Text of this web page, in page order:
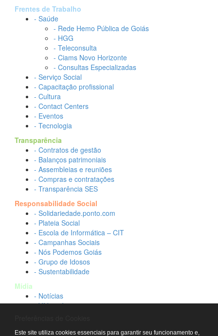
Frentes de Trabalho
- Saúde
- Rede Hemo Pública de Goiás
- HGG
- Teleconsulta
- Ciams Novo Horizonte
- Consultas Especializadas
- Serviço Social
- Capacitação profissional
- Cultura
- Contact Centers
- Eventos
- Tecnologia
Transparência
- Contratos de gestão
- Balanços patrimoniais
- Assembleias e reuniões
- Compras e contratações
- Transparência SES
Responsabilidade Social
- Solidariedade.ponto.com
- Plateia Social
- Escola de Informática – CIT
- Campanhas Sociais
- Nós Podemos Goiás
- Grupo de Idosos
- Sustentabilidade
Mídia
- Notícias
- Vídeos Institucionais
Contato
Este site utiliza cookies essenciais para garantir seu funcionamento e,